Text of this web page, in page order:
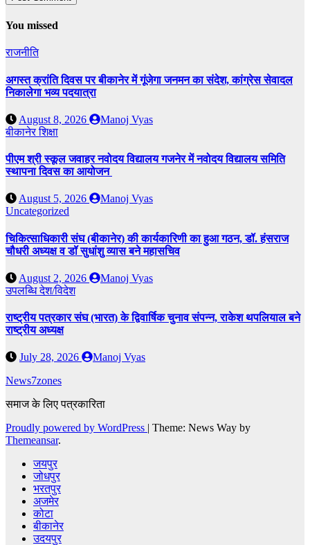
You missed
राजनीति
अगस्त क्रांति दिवस पर बीकानेर में गूंजेगा जनमन का संदेश, कांग्रेस सेवादल
निकालेगा भव्य पदयात्रा
August 8, 2026
Manoj Vyas
बीकानेरशिक्षा
पीएम श्री स्कूल जवाहर नवोदय विद्यालय गजनेर में नवोदय विद्यालय समिति
स्थापना दिवस का आयोजन
August 5, 2026
Manoj Vyas
Uncategorized
चिकित्साधिकारी संघ (बीकानेर) की कार्यकारिणी का हुआ गठन, डॉ. हंसराज
चौधरी अध्यक्ष व डॉ सुधांशु व्यास बने महासचिव
August 2, 2026
Manoj Vyas
उपलब्धिदेश/विदेश
राष्ट्रीय पत्रकार संघ (भारत) के द्विवार्षिक चुनाव संपन्न, राकेश थपलियाल बने
राष्ट्रीय अध्यक्ष
July 28, 2026
Manoj Vyas
News7zones
समाज के लिए पत्रकारिता
Proudly powered by WordPress | Theme: News Way by
Themeansar.
जयपुर
जोधपुर
भरतपुर
अजमेर
कोटा
बीकानेर
उदयपुर